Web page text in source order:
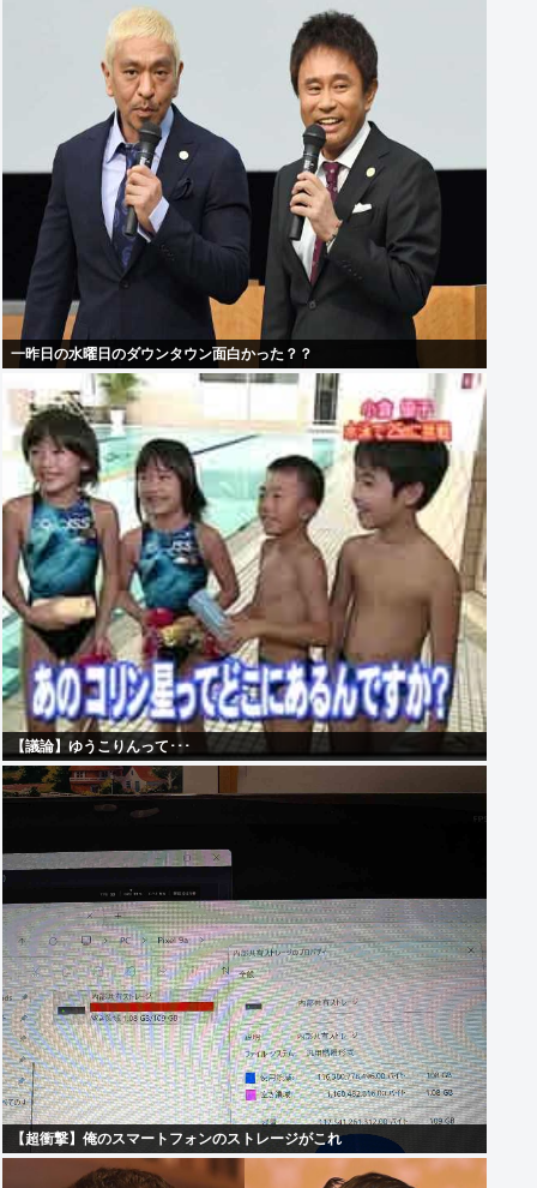
一昨日の水曜日のダウンタウン面白かった？？
【議論】ゆうこりんって･･･
【超衝撃】俺のスマートフォンのストレージがこれ